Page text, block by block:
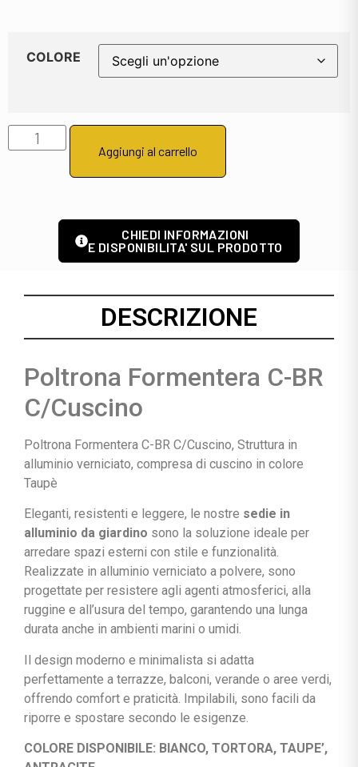
COLORE
Aggiungi al carrello
CHIEDI INFORMAZIONI
E DISPONIBILITA' SUL PRODOTTO
DESCRIZIONE
Poltrona Formentera C-BR
C/Cuscino
Poltrona Formentera C-BR C/Cuscino, Struttura in
alluminio verniciato, compresa di cuscino in colore
Taupè
Eleganti, resistenti e leggere, le nostre sedie in
alluminio da giardino sono la soluzione ideale per
arredare spazi esterni con stile e funzionalità.
Realizzate in alluminio verniciato a polvere, sono
progettate per resistere agli agenti atmosferici, alla
ruggine e all’usura del tempo, garantendo una lunga
durata anche in ambienti marini o umidi.
Il design moderno e minimalista si adatta
perfettamente a terrazze, balconi, verande o aree verdi,
offrendo comfort e praticità. Impilabili, sono facili da
riporre e spostare secondo le esigenze.
COLORE DISPONIBILE: BIANCO, TORTORA, TAUPE’,